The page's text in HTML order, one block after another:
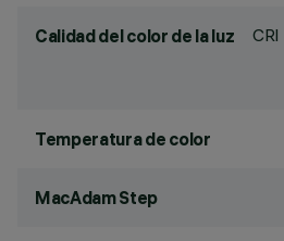
Calidad del color de la luz CRI
Temperatura de color
MacAdam Step